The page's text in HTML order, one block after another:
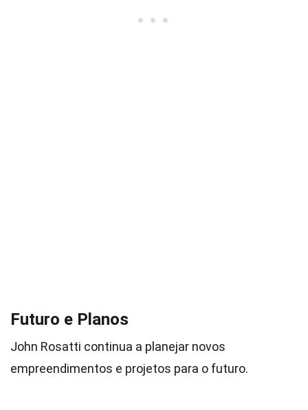
Futuro e Planos
John Rosatti continua a planejar novos
empreendimentos e projetos para o futuro.